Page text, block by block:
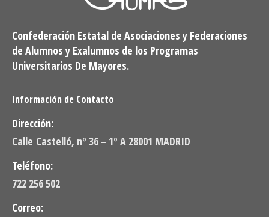
Confederación Estatal de Asociaciones y Federaciones
de Alumnos y Exalumnos de los Programas
Universitarios De Mayores.
Información de Contacto
Dirección:
Calle Castelló, nº 36 – 1º A 28001 MADRID
Teléfono:
722 256 502
Correo: